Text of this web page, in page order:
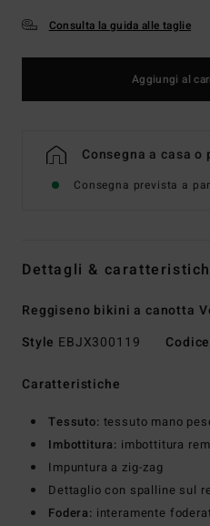
Consulta la guida alle taglie
Aggiungi al
Consegna a casa
Consegna prevista a
Dettagli &
Reggiseno bikini a canotta
Style EBJX300119
Caratteristiche
Tessuto: tessuto mano
Imbottitura: imbottitura
Impuntura a zig-zag
Dettaglio con spalline sul
Fodera: interamente